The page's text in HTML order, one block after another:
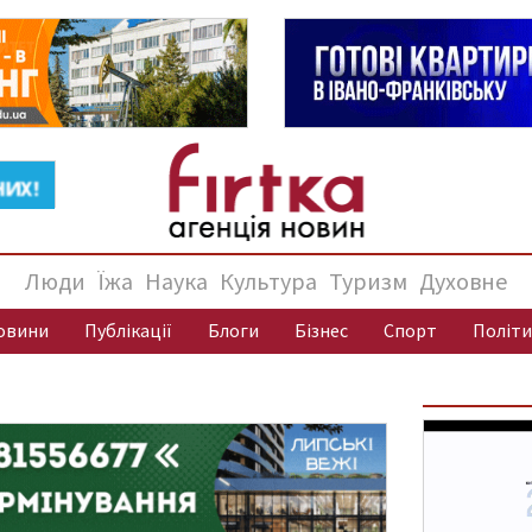
Люди Їжа Наука Культура Туризм Духовне
Публікації Блоги Бізнес Спорт